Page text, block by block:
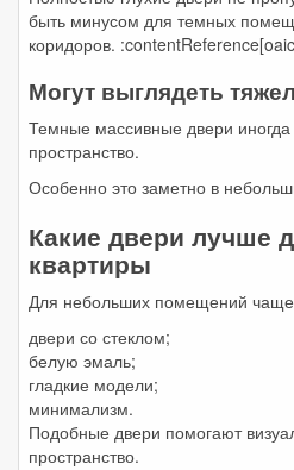
быть минусом для темных
коридоров.
Могут выглядеть
Темные массивные двери
пространство.
Особенно это заметно в
Какие двери лучше
квартиры
Для небольших помещений чаще
двери со стеклом;
белую эмаль;
гладкие модели;
минимализм.
Подобные двери помогают
пространство.